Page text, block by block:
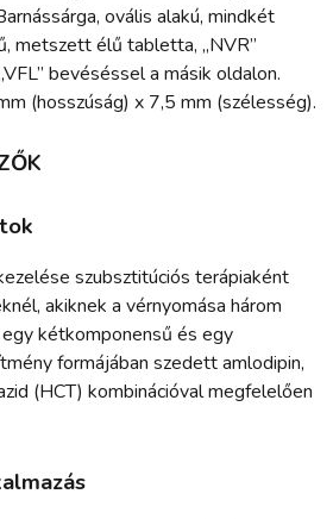
ovális alakú, mindkét
metszett élű tabletta, „NVR”
bevéséssel a másik oldalon.
(hosszúság) x 7,5 mm (szélesség).
szubsztitúciós terápiaként
akiknek a vérnyomása három
kétkomponensű és egy
formájában szedett amlodipin,
(HCT) kombinációval megfelelően